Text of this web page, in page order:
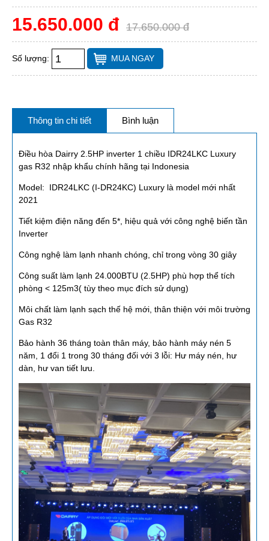
15.650.000 đ 17.650.000 đ
Số lượng: MUA NGAY
Thông tin chi tiết Bình luận
Điều hòa Dairry 2.5HP inverter 1 chiều IDR24LKC Luxury
gas R32 nhập khẩu chính hãng tại Indonesia
Model: IDR24LKC (I-DR24KC) Luxury là model mới nhất
2021
Tiết kiệm điện năng đến 5*, hiệu quả với công nghệ biến tần
Inverter
Công nghệ làm lạnh nhanh chóng, chỉ trong vòng 30 giây
Công suất làm lạnh 24.000BTU (2.5HP) phù hợp thể tích
phòng < 125m3( tùy theo mục đích sử dụng)
Môi chất làm lạnh sạch thế hệ mới, thân thiện với môi trường
Gas R32
Bảo hành 36 tháng toàn thân máy, bảo hành máy nén 5
năm, 1 đổi 1 trong 30 tháng đối với 3 lỗi: Hư máy nén, hư
dàn, hư van tiết lưu.